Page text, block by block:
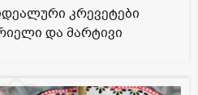
კრევეტები
და მარტივი